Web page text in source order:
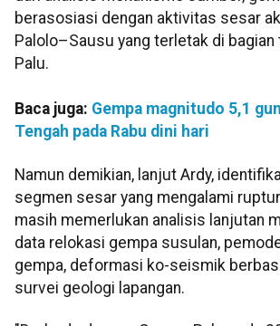
berasosiasi dengan aktivitas sesar
Palolo–Sausu yang terletak di bagian
Palu.
Baca juga: Gempa magnitudo 5,1
Tengah pada Rabu dini hari
Namun demikian, lanjut Ardy,
segmen sesar yang mengalami
masih memerlukan analisis lanjutan
data relokasi gempa susulan,
gempa, deformasi ko-seismik
survei geologi lapangan.